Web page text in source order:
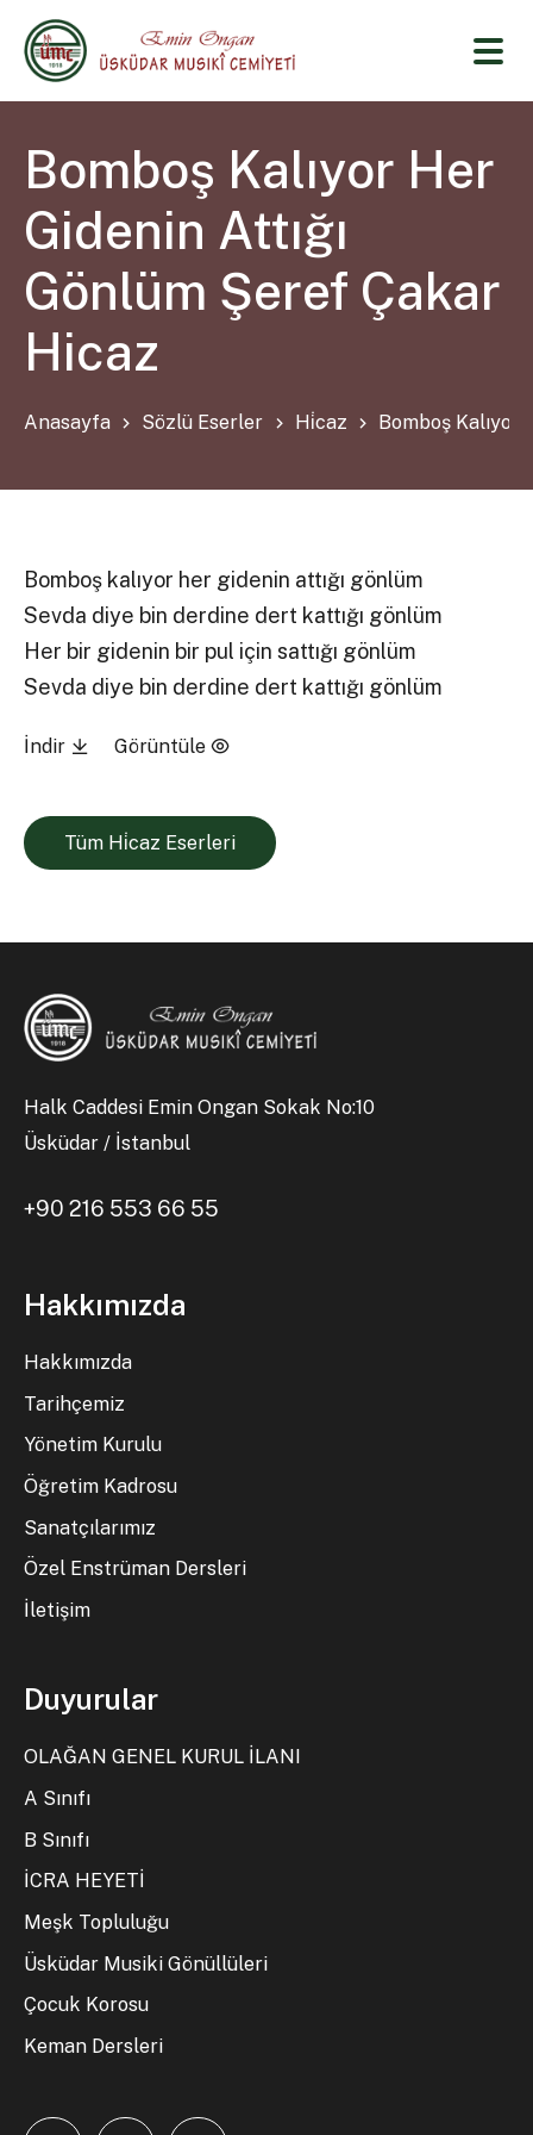
Bomboş Kalıyor Her
Gidenin Attığı
Gönlüm Şeref Çakar
Hicaz
Anasayfa Sözlü Eserler Hi̇caz Bomboş Kalıyor
Bomboş kalıyor her gidenin attığı gönlüm
Sevda diye bin derdine dert kattığı gönlüm
Her bir gidenin bir pul için sattığı gönlüm
Sevda diye bin derdine dert kattığı gönlüm
İndir Görüntüle
Tüm Hi̇caz Eserleri
Halk Caddesi Emin Ongan Sokak No:10
Üsküdar / İstanbul
+90 216 553 66 55
Hakkımızda
Hakkımızda
Tarihçemiz
Yönetim Kurulu
Öğretim Kadrosu
Sanatçılarımız
Özel Enstrüman Dersleri
İletişim
Duyurular
OLAĞAN GENEL KURUL İLANI
A Sınıfı
B Sınıfı
İCRA HEYETİ
Meşk Topluluğu
Üsküdar Musiki Gönüllüleri
Çocuk Korosu
Keman Dersleri